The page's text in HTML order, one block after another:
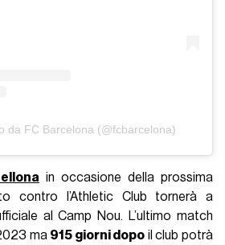
da FC Barcelona (@fcbarcelona)
in occasione della prossima
contro l’Athletic Club tornerà a
al Camp Nou. L’ultimo match
ma 915 giorni dopo il club potrà